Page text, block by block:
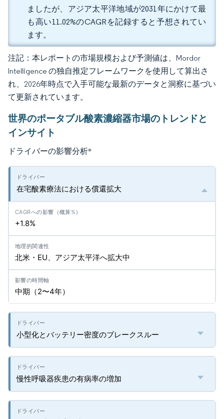
ましたが、アジア太平洋地域が2031年にかけて最
も高い11.02%のCAGRを記録すると予想されてい
ます。
注記：本レポートの市場規模および予測値は、Mordor
Intelligence の独自推定フレームワークを使用して算出さ
れ、2026年時点で入手可能な最新のデータと洞察に基づい
て更新されています。
世界のポータブル酸素濃縮器市場のトレンドと
インサイト
ドライバーの影響分析*
在宅酸素療法における償還拡大
+1.8%
北米・EU、アジア太平洋へ拡大中
中期（2〜4年）
小型化とバッテリー密度のブレークスルー
慢性呼吸器疾患の有病率の増加